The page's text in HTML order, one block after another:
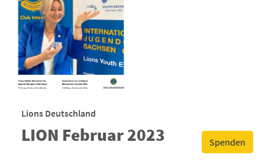
Spenden
Lions Deutschland
LION Februar 2023